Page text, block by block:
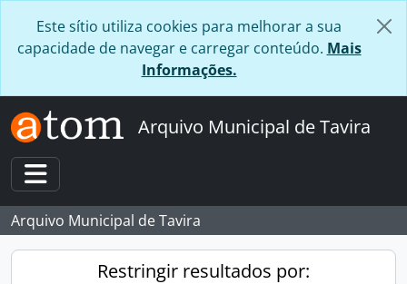
Este sítio utiliza cookies para melhorar a sua
capacidade de navegar e carregar conteúdo. Mais
Informações.
Arquivo Municipal de Tavira
Toggle navigation
Arquivo Municipal de Tavira
Restringir resultados por: